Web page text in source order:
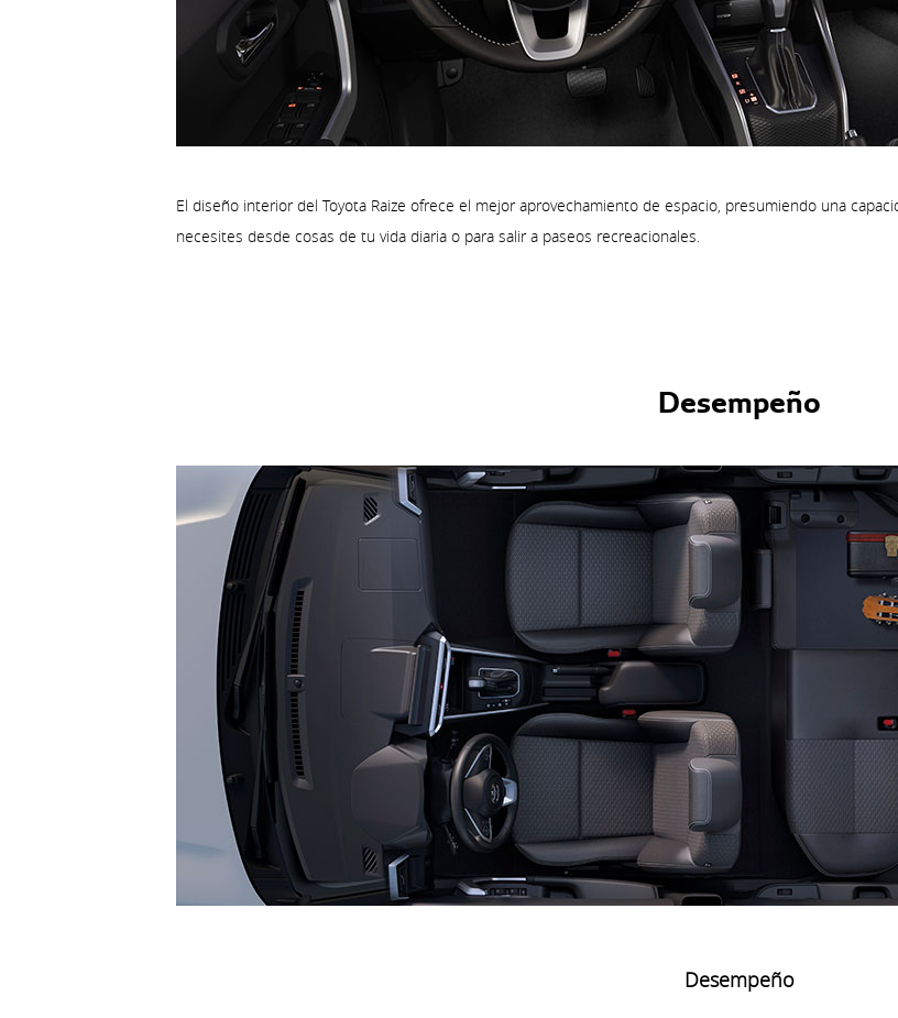
El diseño interior del Toyota Raize ofrece el mejor aprovechamiento de espacio, presumiendo una
necesites desde cosas de tu vida diaria o para salir a paseos recreacionales.
Desempeño
Desempeño